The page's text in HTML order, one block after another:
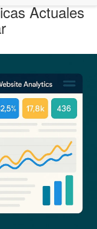
Actuales